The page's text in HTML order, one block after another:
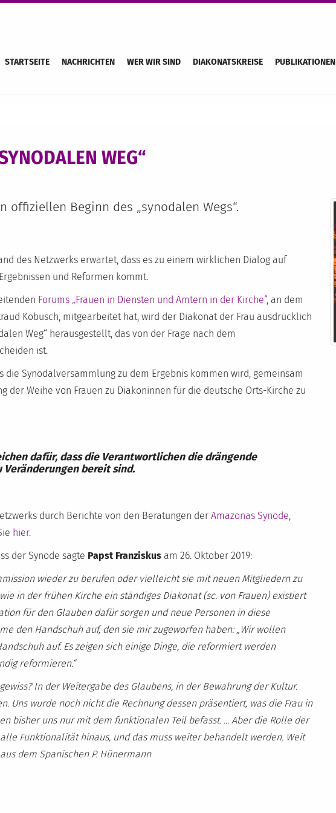
STARTSEITE NACHRICHTEN WER WIR SIND DIAKONATSKREISE PUBLIKATIONEN
WEG“
offiziellen Beginn des „synodalen Wegs“.
des Netzwerks erwartet, dass es zu einem wirklichen Dialog auf
und Reformen kommt.
Forums „Frauen in Diensten und Ämtern in der Kirche“, an dem
Kobusch, mitgearbeitet hat, wird der Diakonat der Frau ausdrücklich
Weg“ herausgestellt, das von der Frage nach dem
ist.
die Synodalversammlung zu dem Ergebnis kommen wird, gemeinsam
der Weihe von Frauen zu Diakoninnen für die deutsche Orts-Kirche zu
dafür, dass die Verantwortlichen die drängende
bereit sind.
durch Berichte von den Beratungen der Amazonas Synode,
hier.
der Synode sagte Papst Franziskus am 26. Oktober 2019:
wieder zu berufen oder vielleicht sie mit neuen Mitgliedern zu
in der frühen Kirche ein ständiges Diakonat (sc. von Frauen) existiert
für den Glauben dafür sorgen und neue Personen in diese
den Handschuh auf, den sie mir zugeworfen haben: „Wir wollen
auf. Es zeigen sich einige Dinge, die reformiert werden
reformieren.“
In der Weitergabe des Glaubens, in der Bewahrung der Kultur.
Uns wurde noch nicht die Rechnung dessen präsentiert, was die Frau in
bisher uns nur mit dem funktionalen Teil befasst. ... Aber die Rolle der
Funktionalität hinaus, und das muss weiter behandelt werden. Weit
dem Spanischen P. Hünermann